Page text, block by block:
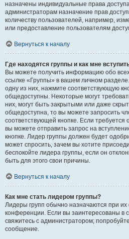
назначены индивидуальные права
администраторам назначение прав
количеству пользователей, например,
или предоставление пользователям
Вернуться к началу
Где находятся группы и как мне
Вы можете получить информацию обо
ссылке «Группы» в вашем личном
одну из них, нажмите соответствующую
общедоступны. Некоторые могут
них, могут быть закрытыми или даже
общедоступна, то вы можете запросить
соответствующей кнопке. Если требуется
вы можете отправить запрос на
кнопке. Лидер группы должен будет
может спросить, зачем вы хотите
беспокойте лидера группы, если он
быть для этого свои причины.
Вернуться к началу
Как мне стать лидером группы?
Лидеры групп обычно назначаются при
конференции. Если вы заинтересованы в
свяжитесь с администратором;
сообщение.